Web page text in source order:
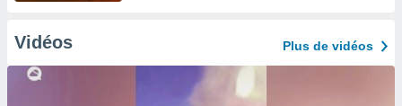
Vidéos Plus de vidéos